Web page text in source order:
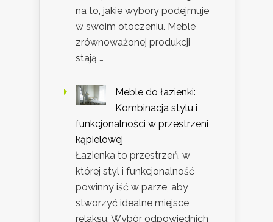
na to, jakie wybory podejmuje
w swoim otoczeniu. Meble
zrównoważonej produkcji
stają …
Meble do łazienki:
Kombinacja stylu i
funkcjonalności w przestrzeni
kąpielowej
Łazienka to przestrzeń, w
której styl i funkcjonalność
powinny iść w parze, aby
stworzyć idealne miejsce
relaksu. Wybór odpowiednich